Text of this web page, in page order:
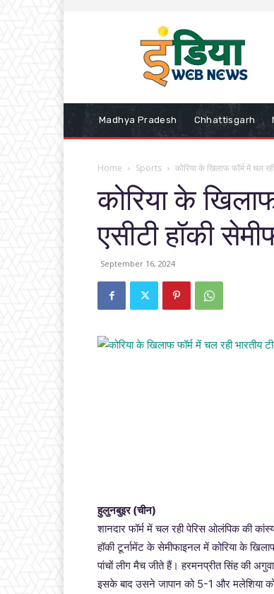
Madhya Pradesh Chhattisgarh
Home Sports कोरिया के खिलाफ फॉर्म में चल
कोरिया के
एसीटी हॉकी
September 16, 2024
हुलुनबुइर (चीन)
शानदार फॉर्म में चल रही पेरिस ओलंपिक की
हॉकी टूर्नामेंट के सेमीफाइनल में कोरिया के
पांचों लीग मैच जीते हैं। हरमनप्रीत सिंह की
इसके बाद उसने जापान को 5-1 और मलेशिया को